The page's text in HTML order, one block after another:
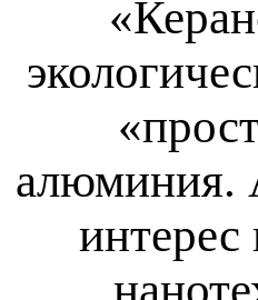
алюминия.
интерес